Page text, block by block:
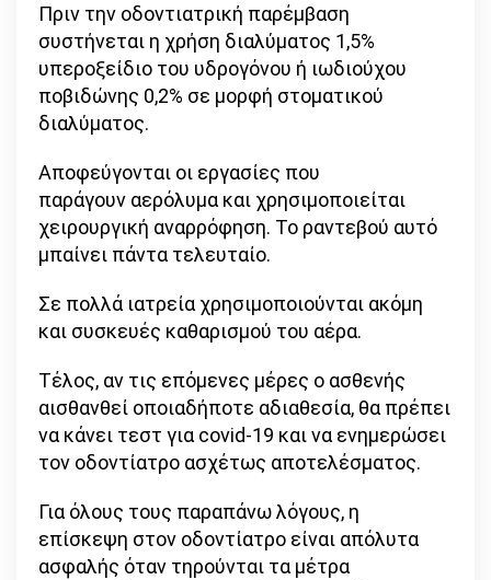
Πριν την οδοντιατρική παρέμβαση
συστήνεται η χρήση διαλύματος 1,5%
υπεροξείδιο του υδρογόνου ή ιωδιούχου
ποβιδώνης 0,2% σε μορφή στοματικού
διαλύματος.
Αποφεύγονται οι εργασίες που
παράγουν αερόλυμα και χρησιμοποιείται
χειρουργική αναρρόφηση. Το ραντεβού αυτό
μπαίνει πάντα τελευταίο.
Σε πολλά ιατρεία χρησιμοποιούνται ακόμη
και συσκευές καθαρισμού του αέρα.
Τέλος, αν τις επόμενες μέρες ο ασθενής
αισθανθεί οποιαδήποτε αδιαθεσία, θα πρέπει
να κάνει τεστ για covid-19 και να ενημερώσει
τον οδοντίατρο ασχέτως αποτελέσματος.
Για όλους τους παραπάνω λόγους, η
επίσκεψη στον οδοντίατρο είναι απόλυτα
ασφαλής όταν τηρούνται τα μέτρα